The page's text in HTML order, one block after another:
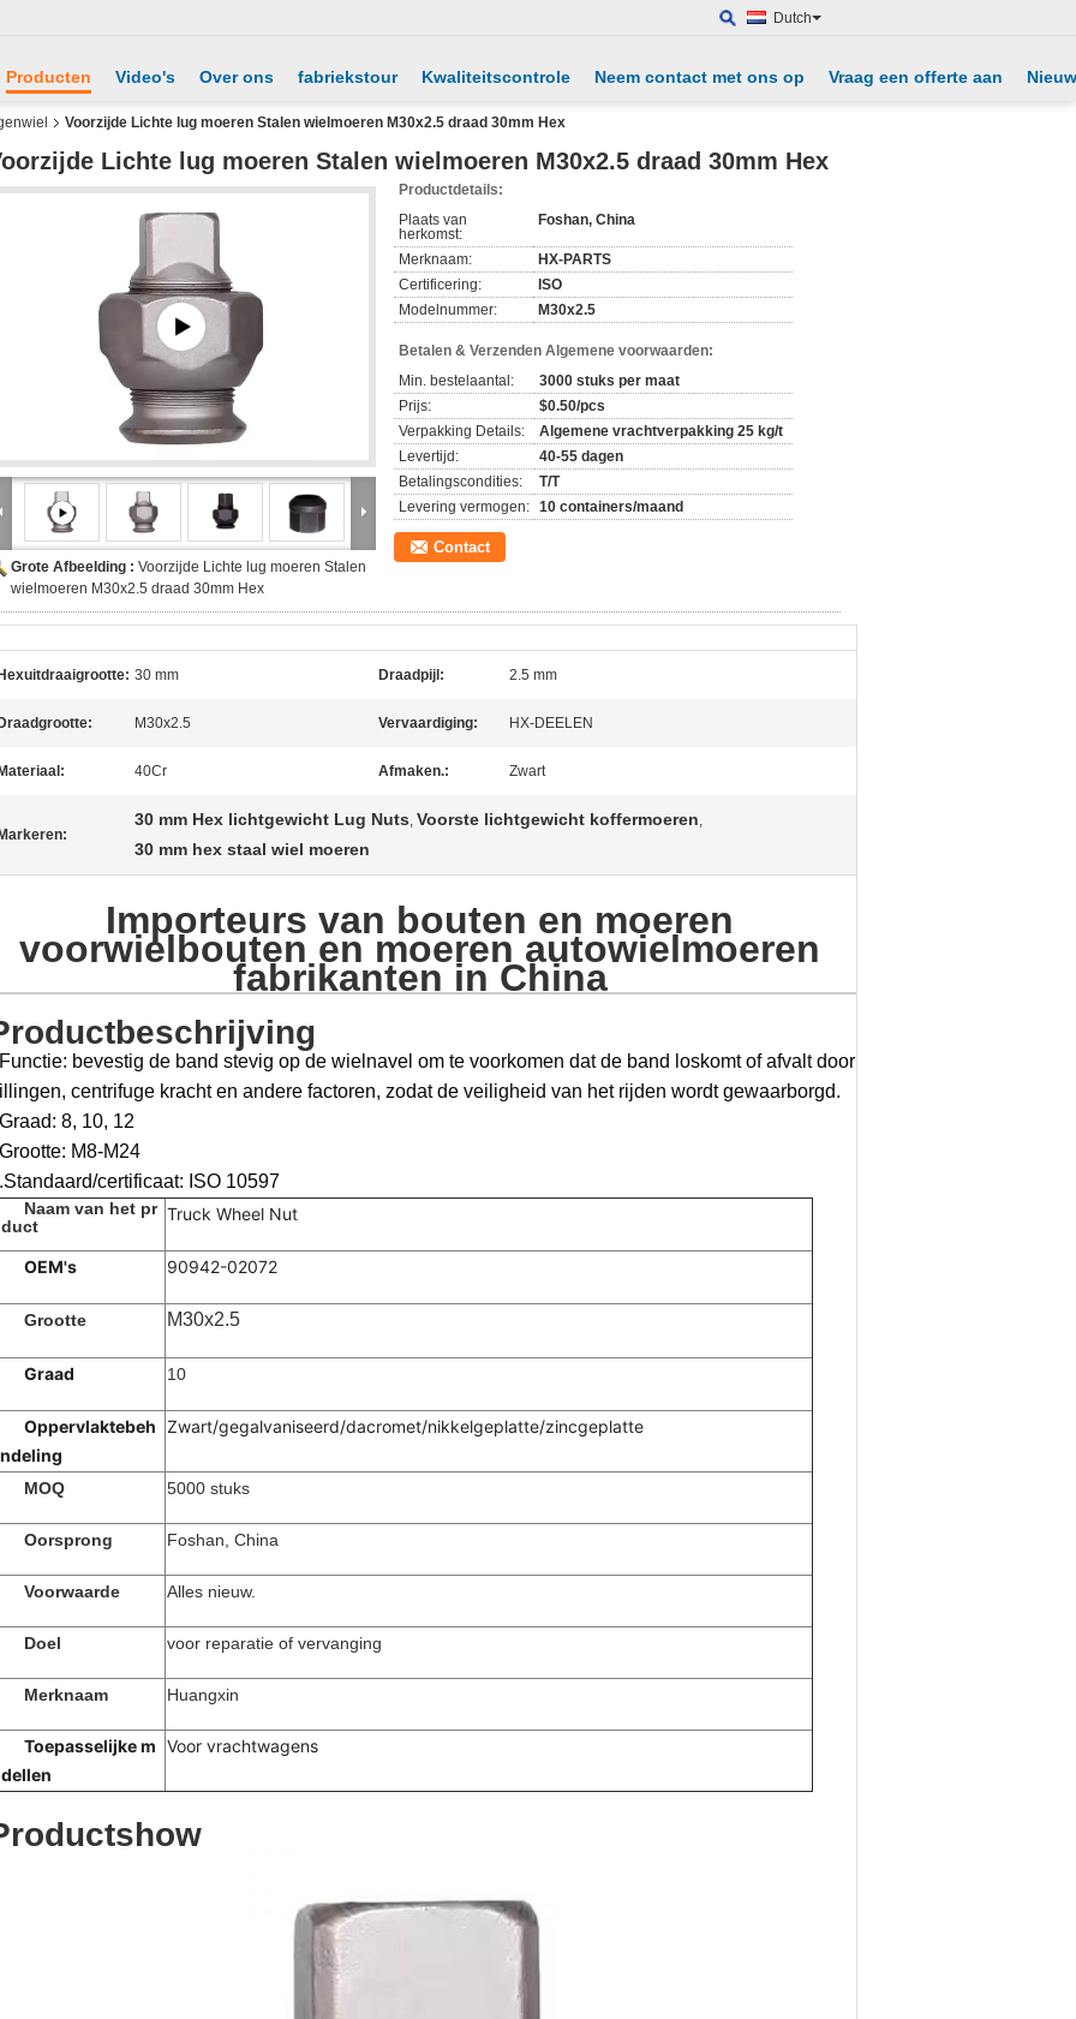
Dutch
Producten Video's Over ons fabriekstour Kwaliteitscontrole Neem contact met ons op Vraag een offerte aan
Voorzijde Lichte lug moeren Stalen wielmoeren M30x2.5 draad 30mm Hex
Lichte lug moeren Stalen wielmoeren M30x2.5 draad 30mm Hex
Grote Afbeelding : Voorzijde Lichte lug moeren Stalen
wielmoeren M30x2.5 draad 30mm Hex
Productdetails:
Plaats van
herkomst:
Foshan, China
Merknaam:
HX-PARTS
Certificering:
ISO
Modelnummer:
M30x2.5
Betalen & Verzenden Algemene voorwaarden:
Min. bestelaantal:
3000 stuks per maat
Prijs:
$0.50/pcs
Verpakking Details:
Algemene vrachtverpakking 25 kg/t
Levertijd:
40-55 dagen
Betalingscondities:
T/T
Levering vermogen: 10 containers/maand
Contact
30 mm Draadpijl: 2.5 mm
M30x2.5 Vervaardiging: HX-DEELEN
40Cr Afmaken.: Zwart
30 mm Hex lichtgewicht Lug Nuts, Voorste lichtgewicht koffermoeren,
30 mm hex staal wiel moeren
Importeurs van bouten en moeren
voorwielbouten en moeren autowielmoeren
fabrikanten in China
bevestig de band stevig op de wielnavel om te voorkomen dat de band loskomt of afvalt door
centrifuge kracht en andere factoren, zodat de veiligheid van het rijden wordt gewaarborgd.
8, 10, 12
M8-M24
certificaat: ISO 10597
Naam van het pr Truck Wheel Nut
OEM's 90942-02072
Grootte M30x2.5
Graad 10
Oppervlaktebeh Zwart/gegalvaniseerd/dacromet/nikkelgeplatte/zincgeplatte
MOQ 5000 stuks
Oorsprong Foshan, China
Voorwaarde Alles nieuw.
Doel voor reparatie of vervanging
Merknaam Huangxin
Toepasselijke m Voor vrachtwagens